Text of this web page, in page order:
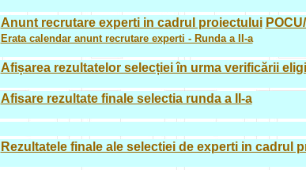
Anunt recrutare experti in cadrul proiectului
Erata calendar anunt recrutare experti - Runda a II-a
Afișarea rezultatelor selecției în urma verificării
Afisare rezultate finale selectia runda a II-a
Rezultatele finale ale selectiei de experti in cadrul